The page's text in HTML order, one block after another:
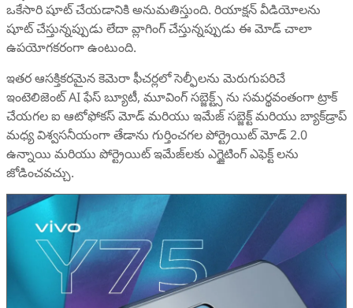
ఒకేసారి షూట్ చేయడానికి అనుమతిస్తుంది. రియాక్షన్ వీడియోలను
షూట్ చేస్తున్నప్పుడు లేదా వ్లాగింగ్ చేస్తున్నప్పుడు ఈ మోడ్ చాలా
ఉపయోగకరంగా ఉంటుంది.
ఇతర ఆసక్తికరమైన కెమెరా ఫీచర్లలో సెల్ఫీలను మెరుగుపరిచే
ఇంటెలిజెంట్ AI ఫేస్ బ్యూటీ, మూవింగ్ సబ్జెక్ట్స్ ను సమర్థవంతంగా ట్రాక్
చేయగల ఐ ఆటోఫోకస్ మోడ్ మరియు ఇమేజ్ సబ్జెక్ట్ మరియు బ్యాక్‌డ్రాప్
మధ్య విశ్వసనీయంగా తేడాను గుర్తించగల పోర్ట్రెయిట్ మోడ్ 2.0
ఉన్నాయి మరియు పోర్ట్రెయిట్ ఇమేజ్‌లకు ఎగ్జైటింగ్ ఎఫెక్ట్ లను
జోడించవచ్చు.